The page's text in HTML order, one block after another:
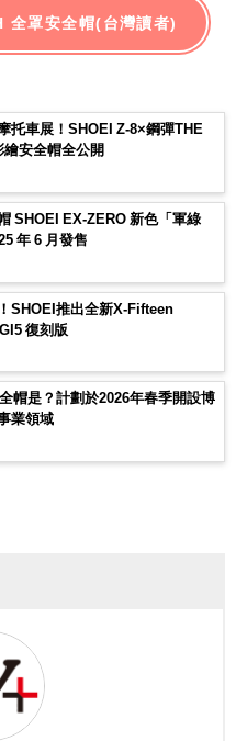
罩安全帽(台灣讀者)
托車展！SHOEI Z-8×鋼彈THE
安全帽全公開
SHOEI EX-ZERO 新色「軍綠
年 6 月發售
SHOEI推出全新X-Fifteen
復刻版
帽是？計劃於2026年春季開設博
業領域